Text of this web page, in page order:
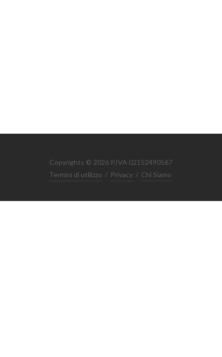
Copyrights © 2026 P.IVA 02152490567
Termini di utilizzo / Privacy / Chi Siamo